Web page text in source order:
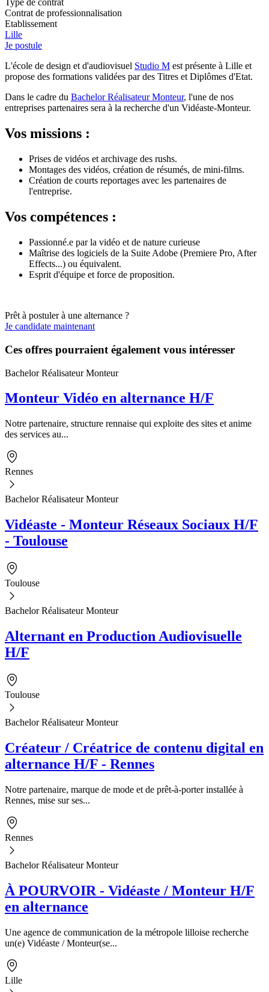
Type de contrat
Contrat de professionnalisation
Etablissement
Lille
Je postule
L'école de design et d'audiovisuel Studio M est présente à Lille et
propose des formations validées par des Titres et Diplômes d'Etat.
Dans le cadre du Bachelor Réalisateur Monteur, l'une de nos
entreprises partenaires sera à la recherche d'un Vidéaste-Monteur.
Vos missions :
Prises de vidéos et archivage des rushs.
Montages des vidéos, création de résumés, de mini-films.
Création de courts reportages avec les partenaires de
l'entreprise.
Vos compétences :
Passionné.e par la vidéo et de nature curieuse
Maîtrise des logiciels de la Suite Adobe (Premiere Pro, After
Effects...) ou équivalent.
Esprit d'équipe et force de proposition.
Prêt à postuler à une alternance ?
Je candidate maintenant
Ces offres pourraient également vous intéresser
Bachelor Réalisateur Monteur
Monteur Vidéo en alternance H/F
Notre partenaire, structure rennaise qui exploite des sites et anime
des services au...
Rennes
Bachelor Réalisateur Monteur
Vidéaste - Monteur Réseaux Sociaux H/F
- Toulouse
Toulouse
Bachelor Réalisateur Monteur
Alternant en Production Audiovisuelle
H/F
Toulouse
Bachelor Réalisateur Monteur
Créateur / Créatrice de contenu digital en
alternance H/F - Rennes
Notre partenaire, marque de mode et de prêt-à-porter installée à
Rennes, mise sur ses...
Rennes
Bachelor Réalisateur Monteur
À POURVOIR - Vidéaste / Monteur H/F
en alternance
Une agence de communication de la métropole lilloise recherche
un(e) Vidéaste / Monteur(se...
Lille